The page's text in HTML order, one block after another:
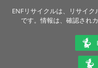
ENFリサイクルは、リサイ
です。情報は、確認され